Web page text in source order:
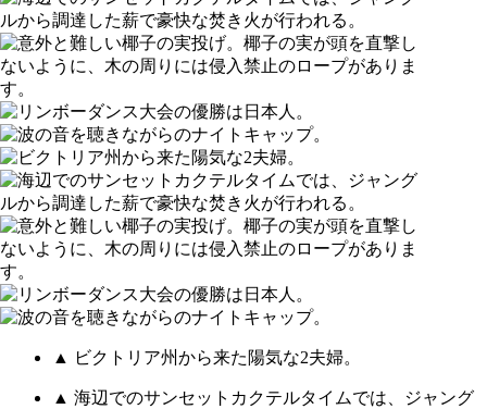
▲ ビクトリア州から来た陽気な2夫婦。
▲ 海辺でのサンセットカクテルタイムでは、ジャング